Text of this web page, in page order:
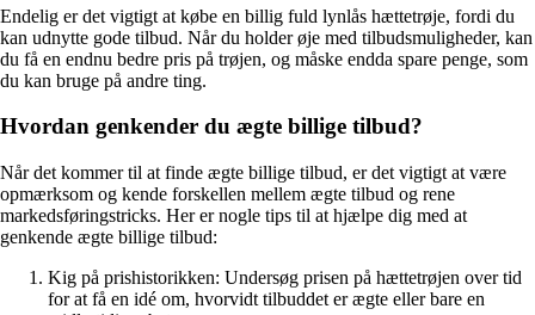
Endelig er det vigtigt at købe en billig fuld lynlås hættetrøje, fordi du
kan udnytte gode tilbud. Når du holder øje med tilbudsmuligheder, kan
du få en endnu bedre pris på trøjen, og måske endda spare penge, som
du kan bruge på andre ting.
Hvordan genkender du ægte billige tilbud?
Når det kommer til at finde ægte billige tilbud, er det vigtigt at være
opmærksom og kende forskellen mellem ægte tilbud og rene
markedsføringstricks. Her er nogle tips til at hjælpe dig med at
genkende ægte billige tilbud:
Kig på prishistorikken: Undersøg prisen på hættetrøjen over tid
for at få en idé om, hvorvidt tilbuddet er ægte eller bare en